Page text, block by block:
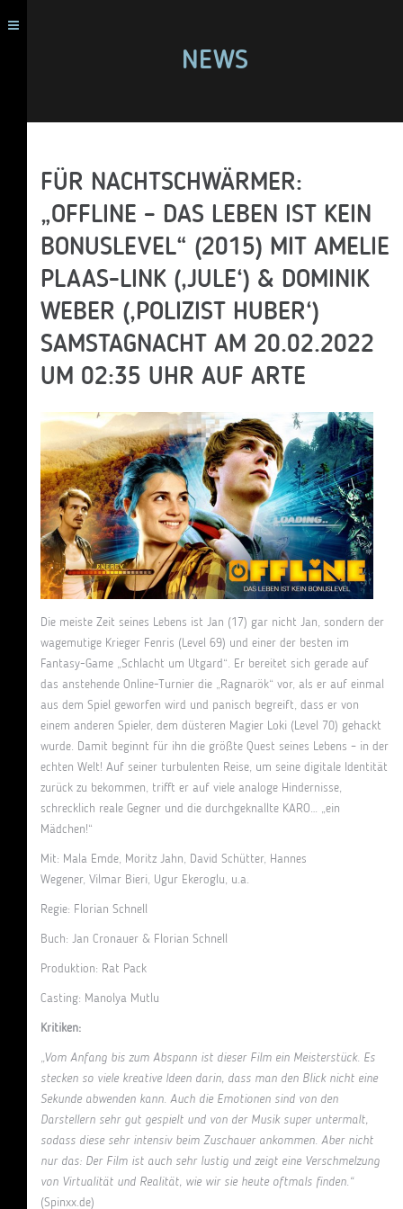
NEWS
FÜR NACHTSCHWÄRMER:
„OFFLINE – DAS LEBEN IST KEIN
BONUSLEVEL“ (2015) MIT AMELIE
PLAAS-LINK (‚JULE‘) & DOMINIK
WEBER (‚POLIZIST HUBER‘)
SAMSTAGNACHT AM 20.02.2022
UM 02:35 UHR AUF ARTE
Die meiste Zeit seines Lebens ist Jan (17) gar nicht Jan, sondern der
wagemutige Krieger Fenris (Level 69) und einer der besten im
Fantasy-Game „Schlacht um Utgard“. Er bereitet sich gerade auf
das anstehende Online-Turnier die „Ragnarök“ vor, als er auf einmal
aus dem Spiel geworfen wird und panisch begreift, dass er von
einem anderen Spieler, dem düsteren Magier Loki (Level 70) gehackt
wurde. Damit beginnt für ihn die größte Quest seines Lebens – in der
echten Welt! Auf seiner turbulenten Reise, um seine digitale Identität
zurück zu bekommen, trifft er auf viele analoge Hindernisse,
schrecklich reale Gegner und die durchgeknallte KARO… „ein
Mädchen!“
Mit: Mala Emde, Moritz Jahn, David Schütter, Hannes
Wegener, Vilmar Bieri, Ugur Ekeroglu, u.a.
Regie: Florian Schnell
Buch: Jan Cronauer & Florian Schnell
Produktion: Rat Pack
Casting: Manolya Mutlu
Kritiken:
„Vom Anfang bis zum Abspann ist dieser Film ein Meisterstück. Es
stecken so viele kreative Ideen darin, dass man den Blick nicht eine
Sekunde abwenden kann. Auch die Emotionen sind von den
Darstellern sehr gut gespielt und von der Musik super untermalt,
sodass diese sehr intensiv beim Zuschauer ankommen. Aber nicht
nur das: Der Film ist auch sehr lustig und zeigt eine Verschmelzung
von Virtualität und Realität, wie wir sie heute oftmals finden.“
(Spinxx.de)